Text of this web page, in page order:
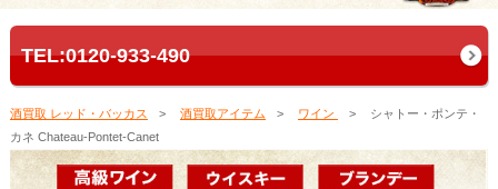
TEL:0120-933-490
酒買取 レッド・バッカス 酒買取アイテム ワイン
シャトー・ポンテ・
カネ Chateau-Pontet-Canet